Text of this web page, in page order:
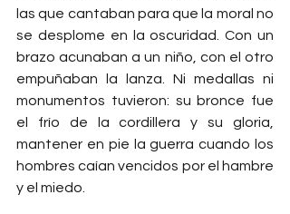
las que cantaban para que la moral no
se desplome en la oscuridad. Con un
brazo acunaban a un niño, con el otro
empuñaban la lanza. Ni medallas ni
monumentos tuvieron: su bronce fue
el frío de la cordillera y su gloria,
mantener en pie la guerra cuando los
hombres caían vencidos por el hambre
y el miedo.